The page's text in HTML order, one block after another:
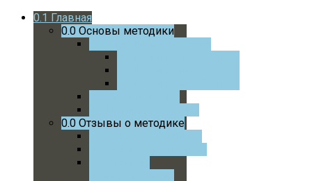
0.1 Главная
0.0 Основы методики
0.0 Отзывы о методике